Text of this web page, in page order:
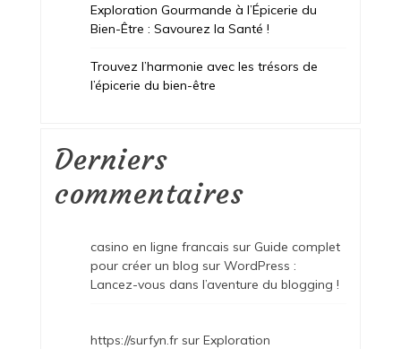
Exploration Gourmande à l’Épicerie du
Bien-Être : Savourez la Santé !
Trouvez l’harmonie avec les trésors de
l’épicerie du bien-être
Derniers
commentaires
casino en ligne francais sur Guide complet
pour créer un blog sur WordPress :
Lancez-vous dans l’aventure du blogging !
https://surfyn.frsur Exploration